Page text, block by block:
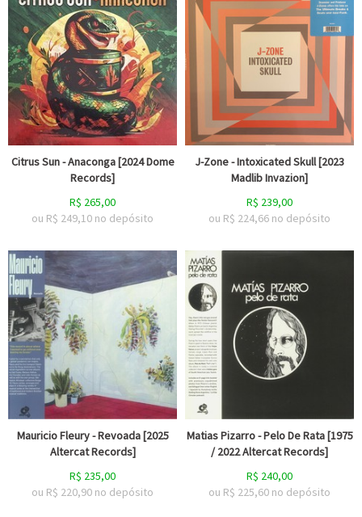
Citrus Sun - Anaconga [2024 Dome
Records]
R$ 265,00
ou R$ 249,10 no depósito
J-Zone - Intoxicated Skull [2023
Madlib Invazion]
R$ 239,00
ou R$ 224,66 no depósito
Mauricio Fleury - Revoada [2025
Altercat Records]
R$ 235,00
ou R$ 220,90 no depósito
Matias Pizarro - Pelo De Rata [1975
/ 2022 Altercat Records]
R$ 240,00
ou R$ 225,60 no depósito